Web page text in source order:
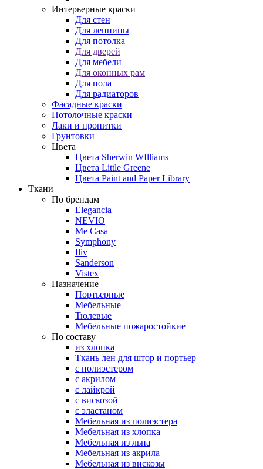
Интерьерные краски
Для стен
Для лепнины
Для потолка
Для дверей
Для мебели
Для оконных рам
Для пола
Для радиаторов
Фасадные краски
Потолочные краски
Лаки и пропитки
Грунтовки
Цвета
Цвета Sherwin WIlliams
Цвета Little Greene
Цвета Paint and Paper Library
Ткани
По брендам
Elegancia
NEVIO
Me Casa
Symphony
Iliv
Sanderson
Vistex
Назначение
Портьерные
Мебельные
Тюлевые
Мебельные пожаростойкие
По составу
из хлопка
Ткань лен для штор и портьер
с полиэстером
с акрилом
с лайкрой
с вискозой
с эластаном
Мебельная из полиэстера
Мебельная из хлопка
Мебельная из льна
Мебельная из акрила
Мебельная из вискозы